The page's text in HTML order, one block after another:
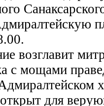
возглавит
с мощами
для